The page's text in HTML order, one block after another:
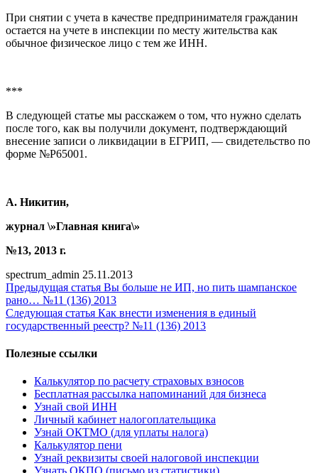
При снятии с учета в качестве предпринимателя гражданин
остается на учете в инспекции по месту жительства как
обычное физическое лицо с тем же ИНН.
***
В следующей статье мы расскажем о том, что нужно сделать
после того, как вы получили документ, подтверждающий
внесение записи о ликвидации в ЕГРИП, — свидетельство по
форме №Р65001.
А. Никитин,
журнал \»Главная книга\»
№13, 2013 г.
spectrum_admin 25.11.2013
Предыдущая статья Вы больше не ИП, но пить шампанское
рано… №11 (136) 2013
Следующая статья Как внести изменения в единый
государственный реестр? №11 (136) 2013
Полезные ссылки
Калькулятор по расчету страховых взносов
Бесплатная рассылка напоминаний для бизнеса
Узнай свой ИНН
Личный кабинет налогоплательщика
Узнай ОКТМО (для уплаты налога)
Калькулятор пени
Узнай реквизиты своей налоговой инспекции